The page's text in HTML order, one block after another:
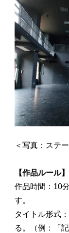
＜写真：ステ
【作品ルール】
作品時間：10
す。
タイトル形式
る。（例：「